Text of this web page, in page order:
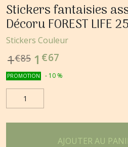
Stickers fantaisies
Décoru FOREST LIFE
Stickers Couleur
1€85 1 €67
PROMOTION - 10 %
AJOUTER AU